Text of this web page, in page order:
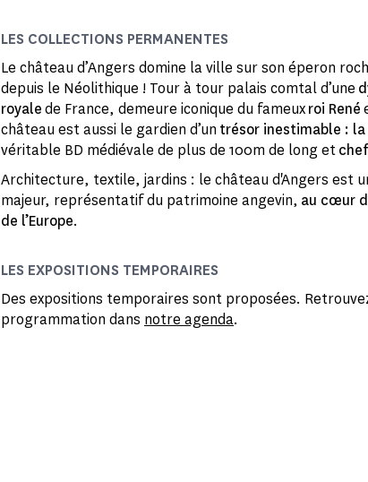
LES COLLECTIONS PERMANENTES
Le château d’Angers domine la ville sur son éperon
depuis le Néolithique ! Tour à tour palais comtal d’une
royalede France, demeure iconique du fameuxroi René
château est aussi le gardien d’un trésor inestimable : la
véritable BD médiévale de plus de 100m de long et
Architecture, textile, jardins : le château d'Angers est
majeur, représentatif du patrimoine angevin, au cœur
de l’Europe.
LES EXPOSITIONS TEMPORAIRES
Des expositions temporaires sont proposées.
programmation dans notre agenda.